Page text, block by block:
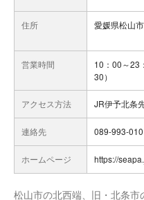
住所 愛媛県松山
営業時間
10：00～23
30）
アクセス方法 JR伊予北条
連絡先 089-993-
ホームページ https://
松山市の北西端、旧・北条